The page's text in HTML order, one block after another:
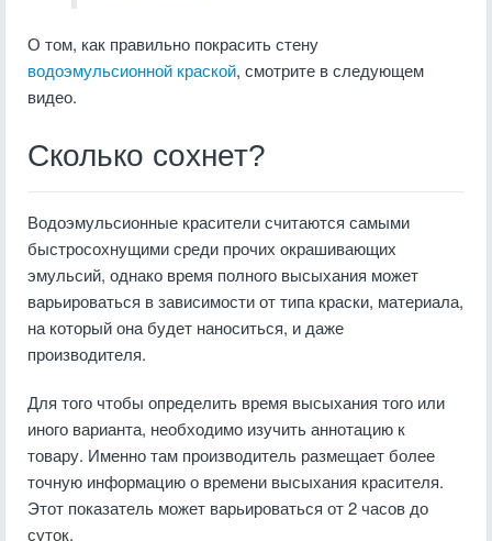
О том, как правильно покрасить стену
водоэмульсионной краской, смотрите в следующем
видео.
Сколько сохнет?
Водоэмульсионные красители считаются самыми
быстросохнущими среди прочих окрашивающих
эмульсий, однако время полного высыхания может
варьироваться в зависимости от типа краски, материала,
на который она будет наноситься, и даже
производителя.
Для того чтобы определить время высыхания того или
иного варианта, необходимо изучить аннотацию к
товару. Именно там производитель размещает более
точную информацию о времени высыхания красителя.
Этот показатель может варьироваться от 2 часов до
суток.